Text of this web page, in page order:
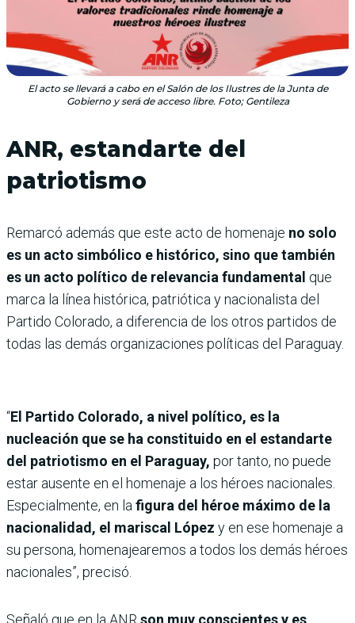
El acto se llevará a cabo en el Salón de los Ilustres de la Junta de
Gobierno y será de acceso libre. Foto; Gentileza
ANR, estandarte del
patriotismo
Remarcó además que este acto de homenaje no solo
es un acto simbólico e histórico, sino que también
es un acto político de relevancia fundamental que
marca la línea histórica, patriótica y nacionalista del
Partido Colorado, a diferencia de los otros partidos de
todas las demás organizaciones políticas del Paraguay.
“El Partido Colorado, a nivel político, es la
nucleación que se ha constituido en el estandarte
del patriotismo en el Paraguay, por tanto, no puede
estar ausente en el homenaje a los héroes nacionales.
Especialmente, en lafigura del héroe máximo de la
nacionalidad, el mariscal López y en ese homenaje a
su persona, homenajearemos a todos los demás héroes
nacionales”, precisó.